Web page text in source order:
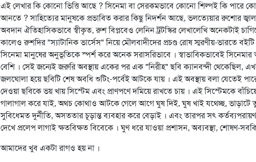
এই লেখার কি কোনো ভিত্তি আছে ? সিনেমা বা সেরকমভাবে কোনো শিল্পই কি পারে
আনতে ? সাহিত্যের মানুষকে প্রভাবিত করার কিছু নিদর্শন আছে, ভলত্যেয়ার রুশোর
অবদান ঐতিহাসিকভাবে স্বীকৃত, রুশ বিপ্লবেও লেনিন ট্রটস্কির লেখালেখি অনেকটাই
কালেও রুশদির "স্যাটানিক ভার্সেস" নিয়ে মৌলবাদীদের প্রচণ্ড রোষ স্মরণীয়-ভারতে
সিনেমা মানুষের অনুভূতিকে স্পর্শ করে অনেক সরাসরিভাবে । স্বাভাবিকভাবেই
বেশি । সেই জন্যেই জরুরি অবস্থায় একের পর এক "নিরীহ" ছবি ক্যানবন্দী থেকেছিল,
জলঘোলা হয়ে ছবিটি শেষ অবধি শুটিং-পর্বেই আটকে যায় । এই অবস্থায় বলা যেতেই
দেওয়া ছবিকে ভয় খায় সিস্টেম এবং প্রাণপণে দমিয়ে রাখতে চায় । এই সিস্টেমকে
গালাগাল করে যাই, অথচ কোথাও আটকে গেলে আগে ঘুষ দিই, ঘুষ খাই যথেচ্ছ, ভাড়াটে
সুবিধেমত দুর্নীতি, অসততার চূড়ান্ত ব্যবহার করে বেড়াই । এবং তারপর সৎ
দেখে প্রলেপ লাগাই ক্ষতবিক্ষত বিবেকে । ঘুণ ধরে যাওয়া প্রশাসন, অব্যবস্থা, শোষণ-
আমাদের খুব একটা রাগও হয় না ।